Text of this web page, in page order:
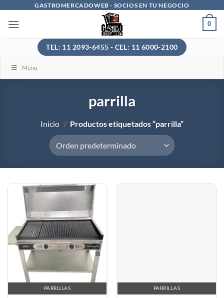
contenido
GASTROMERCADOWEB - SOCIOS EN TU NEGOCIO
0
TEL: 11 2093-6455 - CEL: 11 6000-2100
Menu
parrilla
Inicio / Productos etiquetados “parrilla”
PARRILLAS PARRILLAS